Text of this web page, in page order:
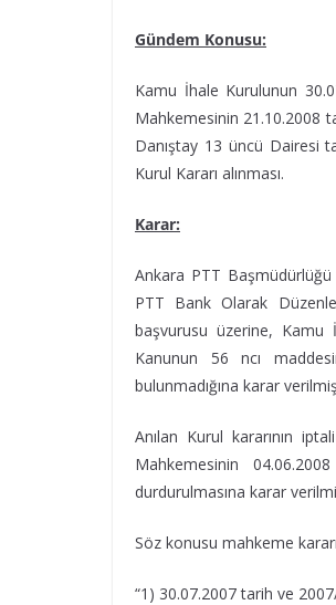
Gündem Konusu:
Kamu İhale Kurulunun
Mahkemesinin 21.10.2008
Danıştay 13 üncü Dairesi
Kurul Kararı alınması.
Karar:
Ankara PTT Başmüdürlüğü
PTT Bank Olarak
başvurusu üzerine, Kamu
Kanunun 56 ncı
bulunmadığına karar
Anılan Kurul kararının
Mahkemesinin
durdurulmasına karar
Söz konusu mahkeme
“1) 30.07.2007 tarih ve